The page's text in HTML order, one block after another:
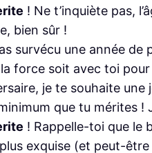
! Ne t’inquiète pas,
bien sûr !
survécu une année de
force soit avec toi
je te souhaite une
que tu mérites !
! Rappelle-toi que le
exquise (et peut-